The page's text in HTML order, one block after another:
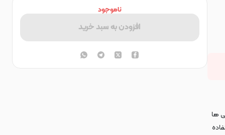
ها
ناموجود
افزودن به سبد خرید